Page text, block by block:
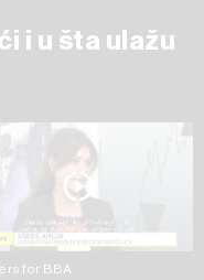
i u šta ulažu
for BBA